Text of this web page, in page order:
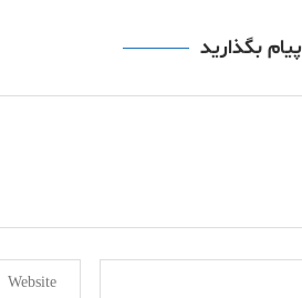
پیام بگذارید